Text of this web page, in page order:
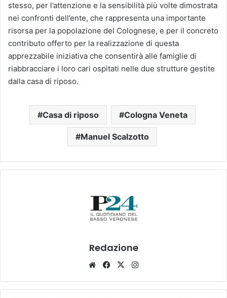
stesso, per l’attenzione e la sensibilità più volte dimostrata
nei confronti dell’ente, che rappresenta una importante
risorsa per la popolazione del Colognese, e per il concreto
contributo offerto per la realizzazione di questa
apprezzabile iniziativa che consentirà alle famiglie di
riabbracciare i loro cari ospitati nelle due strutture gestite
dalla casa di riposo.
Casa di riposo Cologna Veneta
Manuel Scalzotto
Redazione
WebsiteFacebook
X